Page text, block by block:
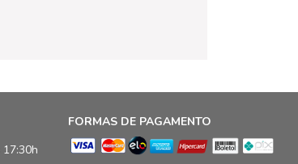
FORMAS DE PAGAMENTO